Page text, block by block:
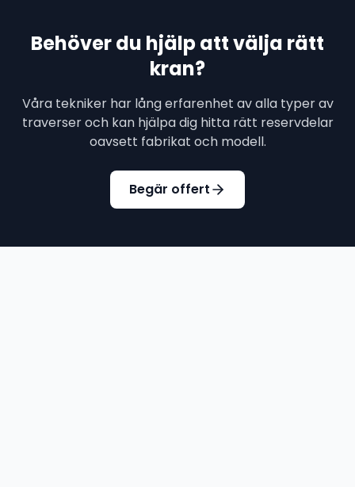
Behöver du hjälp att välja rätt
kran?
Våra tekniker har lång erfarenhet av alla typer av
traverser och kan hjälpa dig hitta rätt reservdelar
oavsett fabrikat och modell.
Begär offert